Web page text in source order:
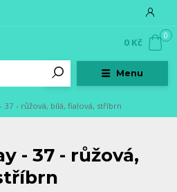
Menu
0
0 Kč
37 - růžová, bílá, fialová, stříbrn
- 37 - růžová,